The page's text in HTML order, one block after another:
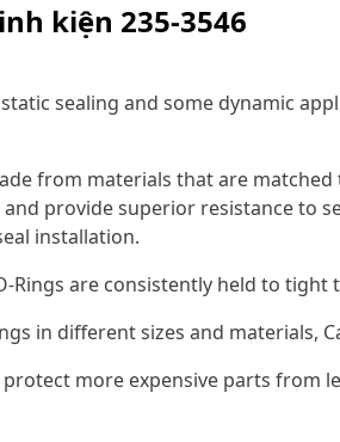
kiện 235-3546
sealing and some dynamic
from materials that are
provide superior resistance to
installation.
Rings are consistently held to
in different sizes and materials,
protect more expensive parts from